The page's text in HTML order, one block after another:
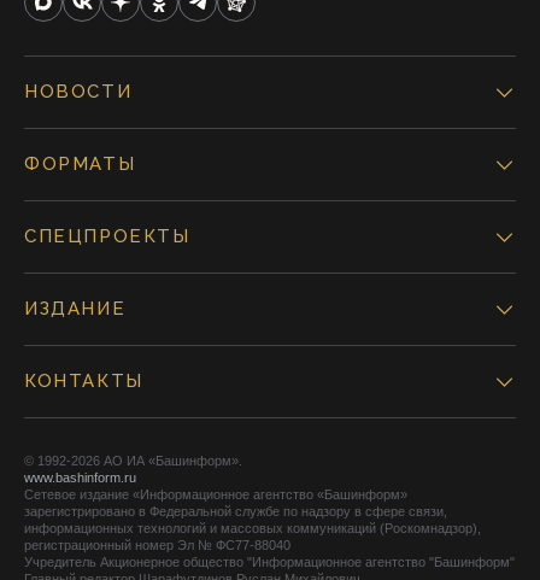
НОВОСТИ
ФОРМАТЫ
СПЕЦПРОЕКТЫ
ИЗДАНИЕ
КОНТАКТЫ
© 1992-2026 АО ИА «Башинформ».
www.bashinform.ru
Сетевое издание «Информационное агентство «Башинформ»
зарегистрировано в Федеральной службе по надзору в сфере связи,
информационных технологий и массовых коммуникаций (Роскомнадзор),
регистрационный номер Эл № ФС77-88040
Учредитель Акционерное общество "Информационное агентство "Башинформ"